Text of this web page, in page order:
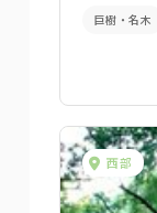
巨樹・名木
西部